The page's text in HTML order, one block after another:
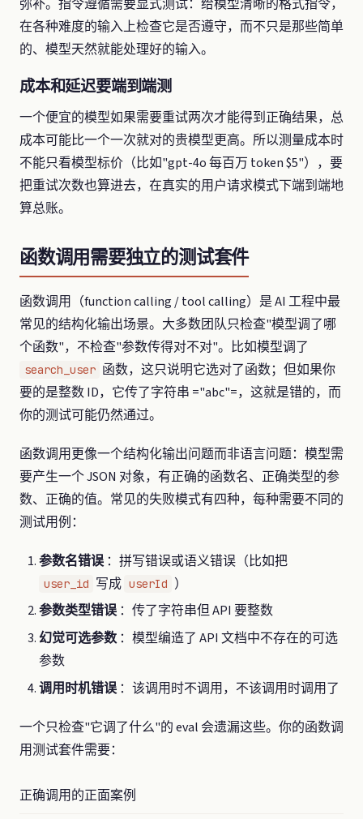
弥补。指令遵循需要显式测试：给模型清晰的格式指令，
在各种难度的输入上检查它是否遵守，而不只是那些简单
的、模型天然就能处理好的输入。
成本和延迟要端到端测
一个便宜的模型如果需要重试两次才能得到正确结果，总
成本可能比一个一次就对的贵模型更高。所以测量成本时
不能只看模型标价（比如"gpt-4o 每百万 token $5"），要
把重试次数也算进去，在真实的用户请求模式下端到端地
算总账。
函数调用需要独立的测试套件
函数调用（function calling / tool calling）是 AI 工程中最
常见的结构化输出场景。大多数团队只检查"模型调了哪
个函数"，不检查"参数传得对不对"。比如模型调了
search_user 函数，这只说明它选对了函数；但如果你
要的是整数 ID，它传了字符串 ="abc"=，这就是错的，而
你的测试可能仍然通过。
函数调用更像一个结构化输出问题而非语言问题：模型需
要产生一个 JSON 对象，有正确的函数名、正确类型的参
数、正确的值。常见的失败模式有四种，每种需要不同的
测试用例：
参数名错误：拼写错误或语义错误（比如把
user_id 写成 userId ）
参数类型错误：传了字符串但 API 要整数
幻觉可选参数：模型编造了 API 文档中不存在的可选
参数
调用时机错误：该调用时不调用，不该调用时调用了
一个只检查"它调了什么"的 eval 会遗漏这些。你的函数调
用测试套件需要：
正确调用的正面案例